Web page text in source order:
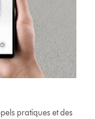
pratiques et des